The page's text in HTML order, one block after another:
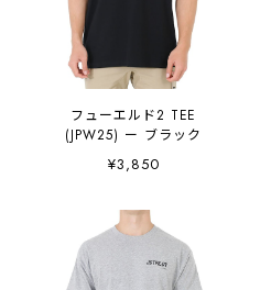
フューエルド2 TEE
(JPW25) ー ブラック
¥3,850